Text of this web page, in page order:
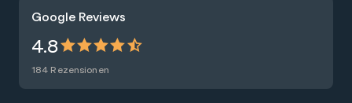
Google Reviews
4.8
184 Rezensionen
Presse
Nachhaltigkeit
Blog